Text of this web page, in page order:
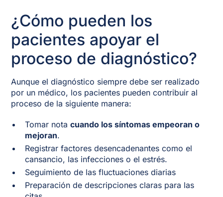
¿Cómo pueden los
pacientes apoyar el
proceso de diagnóstico?
Aunque el diagnóstico siempre debe ser realizado
por un médico, los pacientes pueden contribuir al
proceso de la siguiente manera:
Tomar notacuando los síntomas empeoran o
mejoran.
Registrar factores desencadenantes como el
cansancio, las infecciones o el estrés.
Seguimiento de las fluctuaciones diarias
Preparación de descripciones claras para las